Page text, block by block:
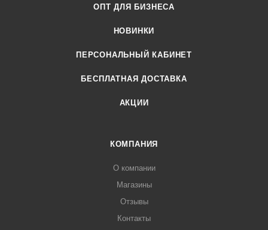
ОПТ ДЛЯ БИЗНЕСА
НОВИНКИ
ПЕРСОНАЛЬНЫЙ КАБИНЕТ
БЕСПЛАТНАЯ ДОСТАВКА
АКЦИИ
КОМПАНИЯ
О компании
Магазины
Отзывы
Контакты